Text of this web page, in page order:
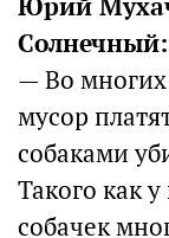
Юрий
Солнечный:
— Во многих
мусор
собаками
Такого как
собачек